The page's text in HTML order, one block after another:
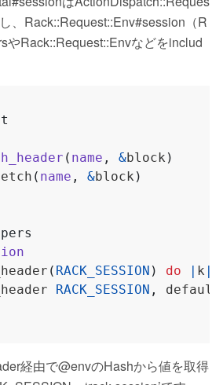
、Rack::Request::Env#session（R
やRack::Request::Envなどをinclud
( name , &block )
( name , &block )
( RACK_SESSION ) do | k |
RACK_SESSION ,
経由で@envのHashから値を取得